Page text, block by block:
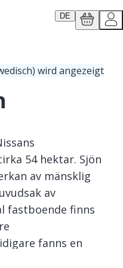
DE
wird angezeigt
54 hektar. Sjön
av mänsklig
av
fastboende finns
fanns en